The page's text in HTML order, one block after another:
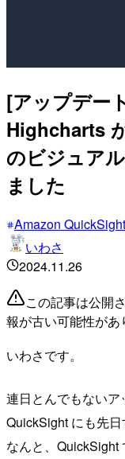
[アップデー
Highcharts
のビジュア
ました
Amazon QuickSight
いわさ
2024.11.26
この記事は公開
報が古い可能性があ
いわさです。
連日とんでもない
QuickSight にも先日
なんと、QuickSight